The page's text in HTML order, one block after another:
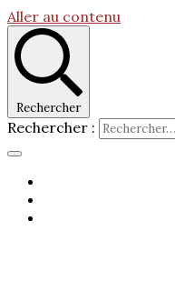
Aller au contenu
Rechercher
Rechercher :